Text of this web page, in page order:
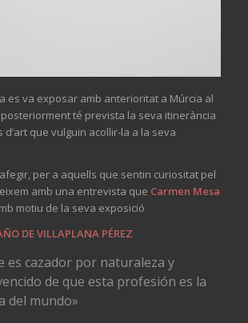
es va exposar amb anterioritat a Múrcia al
té prevista la seva itinerància
que vulguin acollir-la a la seva
per a aquells que sentin curiositat pel
amb una entrevista que Carmen Mesa
motiu de la seva exposició
DE VILLAPLANA PÉREZ
es cazador por naturaleza y
de que esta profesión es la
del mundo»